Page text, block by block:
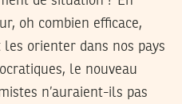
oh combien efficace,
orienter dans nos pays
le nouveau
n’auraient-ils pas